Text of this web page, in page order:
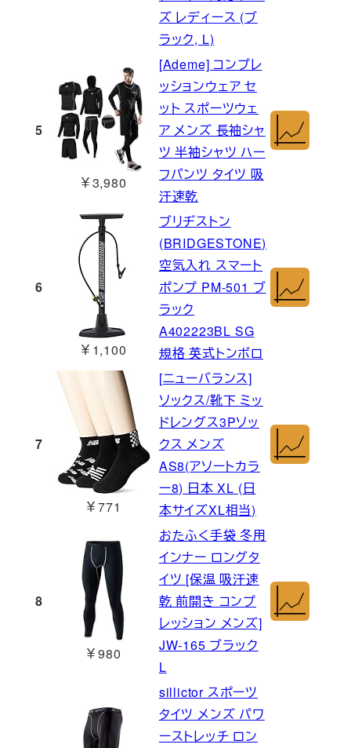
ズ レディース (ブ
ラック, L)
5
￥3,980
[Ademe] コンプレ
ッションウェア セ
ット スポーツウェ
ア メンズ 長袖シャ
ツ 半袖シャツ ハー
フパンツ タイツ 吸
汗速乾
6
￥1,100
ブリヂストン
(BRIDGESTONE)
空気入れ スマート
ポンプ PM-501 ブ
ラック
A402223BL SG
規格 英式トンボロ
7
￥771
[ニューバランス]
ソックス/靴下 ミッ
ドレングス3Pソッ
クス メンズ
AS8(アソートカラ
ー8) 日本 XL (日
本サイズXL相当)
8
￥980
おたふく手袋 冬用
インナー ロングタ
イツ [保温 吸汗速
乾 前開き コンプ
レッション メンズ]
JW-165 ブラック
L
sillictor スポーツ
タイツ メンズ パワ
ーストレッチ ロン